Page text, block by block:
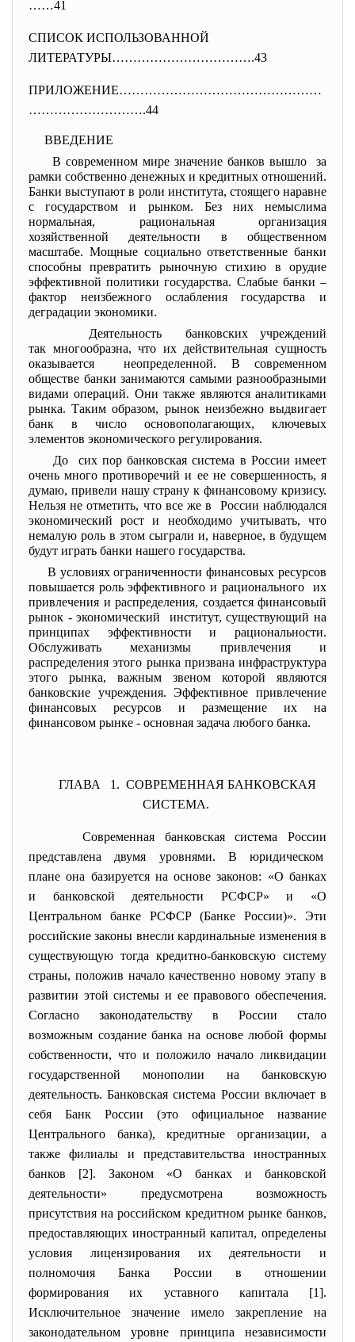
……41
СПИСОК ИСПОЛЬЗОВАННОЙ
ЛИТЕРАТУРЫ…………………………….43
ПРИЛОЖЕНИЕ…………………………………………
……………………….44
ВВЕДЕНИЕ
В современном мире значение банков вышло за
рамки собственно денежных и кредитных отношений.
Банки выступают в роли института, стоящего наравне
с государством и рынком. Без них немыслима
нормальная, рациональная организация
хозяйственной деятельности в общественном
масштабе. Мощные социально ответственные банки
способны превратить рыночную стихию в орудие
эффективной политики государства. Слабые банки –
фактор неизбежного ослабления государства и
деградации экономики.
Деятельность банковских учреждений
так многообразна, что их действительная сущность
оказывается неопределенной. В современном
обществе банки занимаются самыми разнообразными
видами операций. Они также являются аналитиками
рынка. Таким образом, рынок неизбежно выдвигает
банк в число основополагающих, ключевых
элементов экономического регулирования.
До сих пор банковская система в России имеет
очень много противоречий и ее не совершенность, я
думаю, привели нашу страну к финансовому кризису.
Нельзя не отметить, что все же в России наблюдался
экономический рост и необходимо учитывать, что
немалую роль в этом сыграли и, наверное, в будущем
будут играть банки нашего государства.
В условиях ограниченности финансовых ресурсов
повышается роль эффективного и рационального их
привлечения и распределения, создается финансовый
рынок - экономический институт, существующий на
принципах эффективности и рациональности.
Обслуживать механизмы привлечения и
распределения этого рынка призвана инфраструктура
этого рынка, важным звеном которой являются
банковские учреждения. Эффективное привлечение
финансовых ресурсов и размещение их на
финансовом рынке - основная задача любого банка.
ГЛАВА 1. СОВРЕМЕННАЯ БАНКОВСКАЯ
СИСТЕМА.
Современная банковская система России
представлена двумя уровнями. В юридическом
плане она базируется на основе законов: «О банках
и банковской деятельности РСФСР» и «О
Центральном банке РСФСР (Банке России)». Эти
российские законы внесли кардинальные изменения в
существующую тогда кредитно-банковскую систему
страны, положив начало качественно новому этапу в
развитии этой системы и ее правового обеспечения.
Согласно законодательству в России стало
возможным создание банка на основе любой формы
собственности, что и положило начало ликвидации
государственной монополии на банковскую
деятельность. Банковская система России включает в
себя Банк России (это официальное название
Центрального банка), кредитные организации, а
также филиалы и представительства иностранных
банков [2]. Законом «О банках и банковской
деятельности» предусмотрена возможность
присутствия на российском кредитном рынке банков,
предоставляющих иностранный капитал, определены
условия лицензирования их деятельности и
полномочия Банка России в отношении
формирования их уставного капитала [1].
Исключительное значение имело закрепление на
законодательном уровне принципа независимости